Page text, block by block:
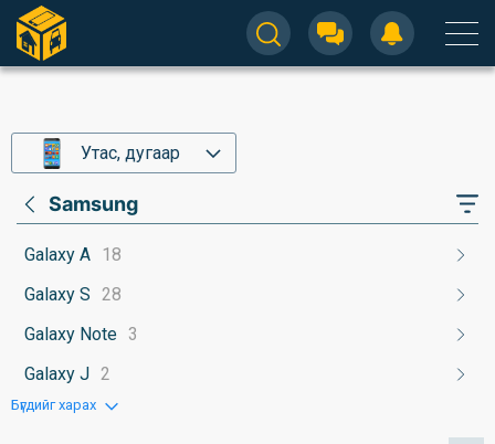
Утас, дугаар
Samsung
Galaxy A 18
Galaxy S 28
Galaxy Note 3
Galaxy J 2
Бүгдийг харах